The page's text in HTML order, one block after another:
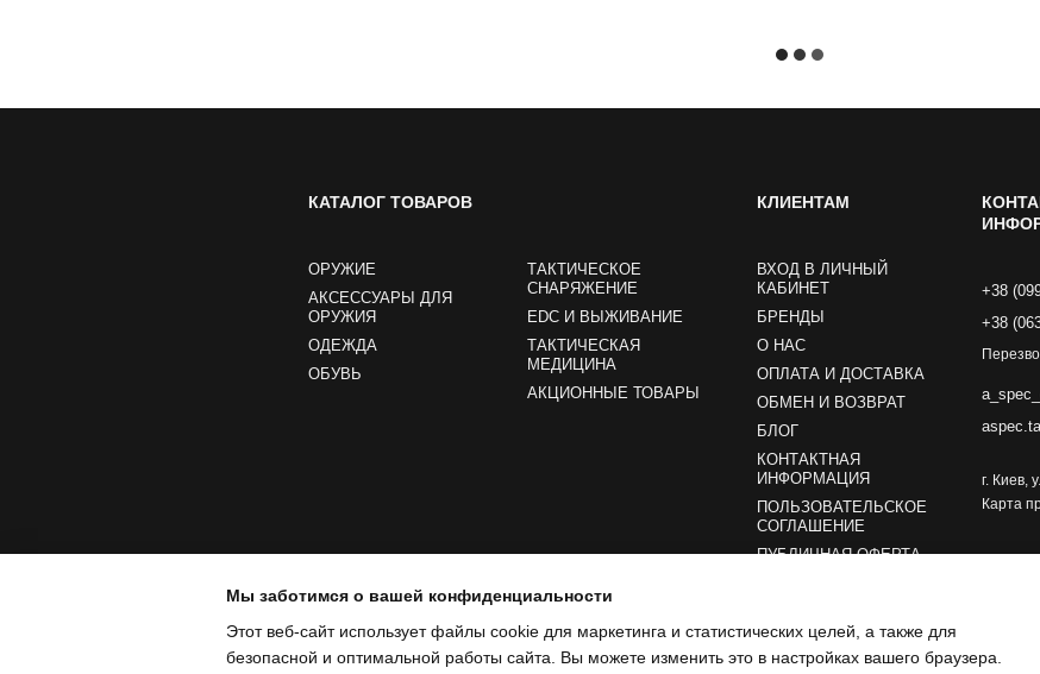
КАТАЛОГ ТОВАРОВ
ОРУЖИЕ
АКСЕССУАРЫ ДЛЯ
ОРУЖИЯ
ОДЕЖДА
ОБУВЬ
ТАКТИЧЕСКОЕ
СНАРЯЖЕНИЕ
EDC И ВЫЖИВАНИЕ
ТАКТИЧЕСКАЯ
МЕДИЦИНА
АКЦИОННЫЕ ТОВАРЫ
КЛИЕНТАМ
ВХОД В ЛИЧНЫЙ
КАБИНЕТ
БРЕНДЫ
О НАС
ОПЛАТА И ДОСТАВКА
ОБМЕН И ВОЗВРАТ
БЛОГ
КОНТАКТНАЯ
ИНФОРМАЦИЯ
ПОЛЬЗОВАТЕЛЬСКОЕ
СОГЛАШЕНИЕ
ПУБЛИЧНАЯ ОФЕРТА
+38
+38
г. Киев,
Карта
Мы заботимся о вашей конфиденциальности
Этот веб-сайт использует файлы cookie для маркетинга и статистических целей, а также для
безопасной и оптимальной работы сайта. Вы можете изменить это в настройках вашего браузера.